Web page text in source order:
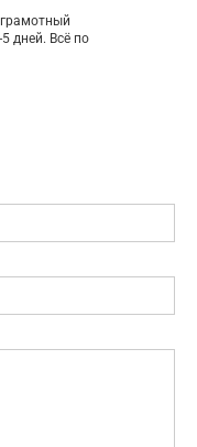
дней. Всё по